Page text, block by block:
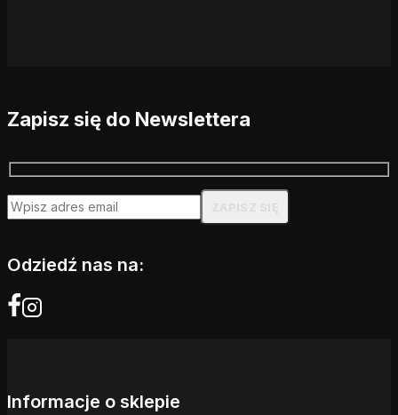
Zapisz się do Newslettera
Odziedź nas na:
Informacje o sklepie